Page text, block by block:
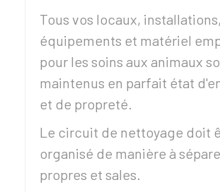
Tous vos locaux, installations,
équipements et matériel
pour les soins aux animaux
maintenus en parfait état
et de propreté.
Le circuit de nettoyage doit
organisé de manière à
propres et sales.